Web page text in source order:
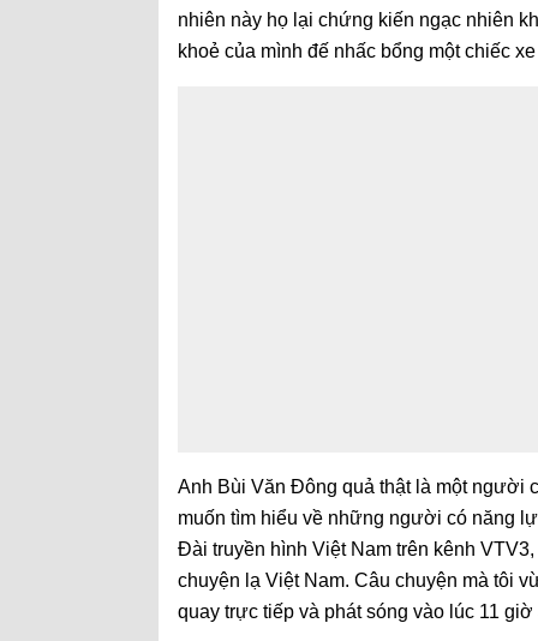
nhiên này họ lại chứng kiến ngạc nhiên
khoẻ của mình đế nhấc bổng một chiếc
Anh Bùi Văn Đông quả thật là một người
muốn tìm hiểu về những người có năng
Đài truyền hình Việt Nam trên kênh
chuyện lạ Việt Nam. Câu chuyện mà tôi
quay trực tiếp và phát sóng vào lúc 11